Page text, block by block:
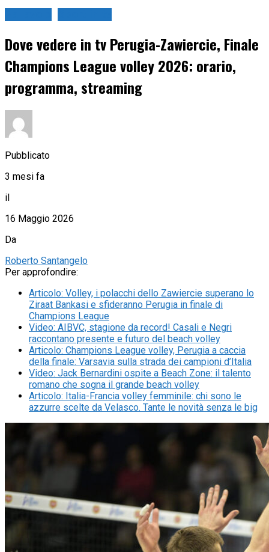
Dove vedere in tv Perugia-Zawiercie, Finale
Champions League volley 2026: orario,
programma, streaming
Pubblicato
3 mesi fa
il
16 Maggio 2026
Da
Roberto Santangelo
Per approfondire:
Articolo: Volley, i polacchi dello Zawiercie superano lo
Ziraat Bankasi e sfideranno Perugia in finale di
Champions League
Video: AIBVC, stagione da record! Casali e Negri
raccontano presente e futuro del beach volley
Articolo: Champions League volley, Perugia a caccia
della finale: Varsavia sulla strada dei campioni d’Italia
Video: Jack Bernardini ospite a Beach Zone: il talento
romano che sogna il grande beach volley
Articolo: Italia-Francia volley femminile: chi sono le
azzurre scelte da Velasco. Tante le novità senza le big